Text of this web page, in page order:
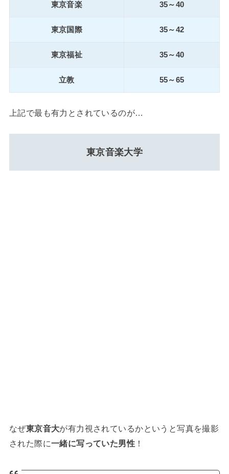
東京音楽 35～40
東京国際 35～42
東京福祉 35～40
立教 55～65
上記で最も有力とされているのが…
東京音楽大学
なぜ東京音大が有力視されているかというと写真を撮影
された際に一緒に写っていた男性 ！